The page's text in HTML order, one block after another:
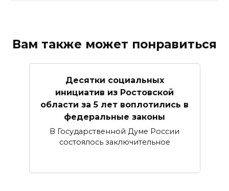
Вам также может понравиться
Десятки социальных
инициатив из Ростовской
области за 5 лет воплотились в
федеральные законы
В Государственной Думе России
состоялось заключительное